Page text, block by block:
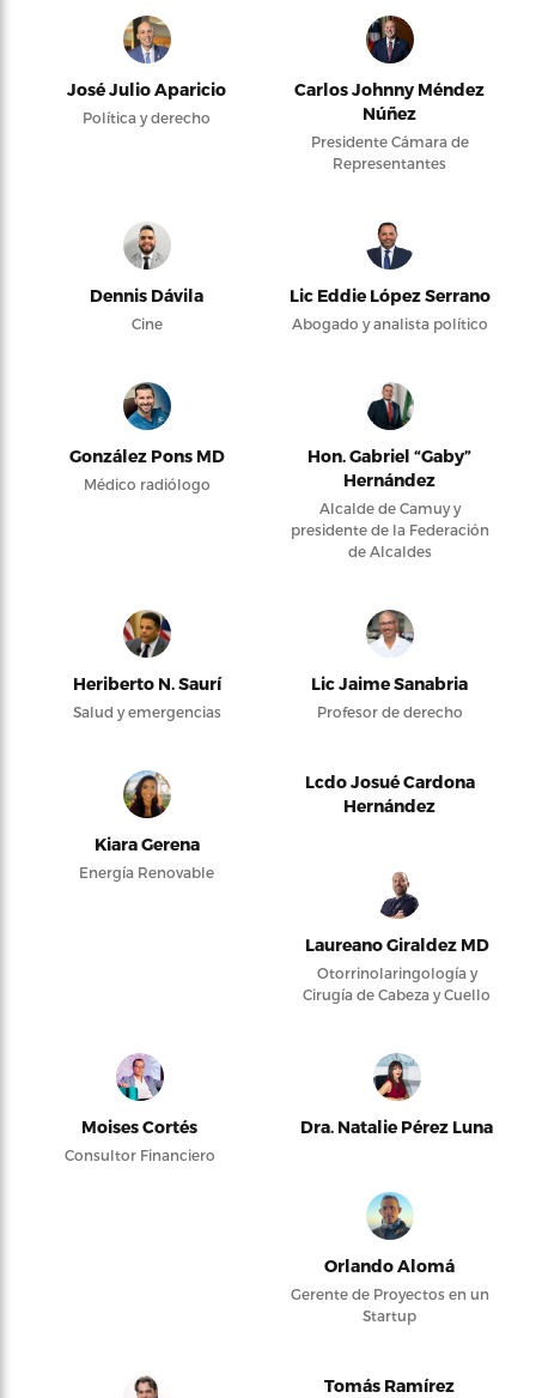
José Julio Aparicio
Política y derecho
Carlos Johnny Méndez
Núñez
Presidente Cámara de
Representantes
Dennis Dávila
Cine
Lic Eddie López Serrano
Abogado y analista político
González Pons MD
Médico radiólogo
Hon. Gabriel “Gaby”
Hernández
Alcalde de Camuy y
presidente de la Federación
de Alcaldes
Heriberto N. Saurí
Salud y emergencias
Lic Jaime Sanabria
Profesor de derecho
Kiara Gerena
Energía Renovable
Lcdo Josué Cardona
Hernández
Laureano Giraldez MD
Otorrinolaringología y
Cirugía de Cabeza y Cuello
Moises Cortés
Consultor Financiero
Dra. Natalie Pérez Luna
Orlando Alomá
Gerente de Proyectos en un
Startup
Tomás Ramírez